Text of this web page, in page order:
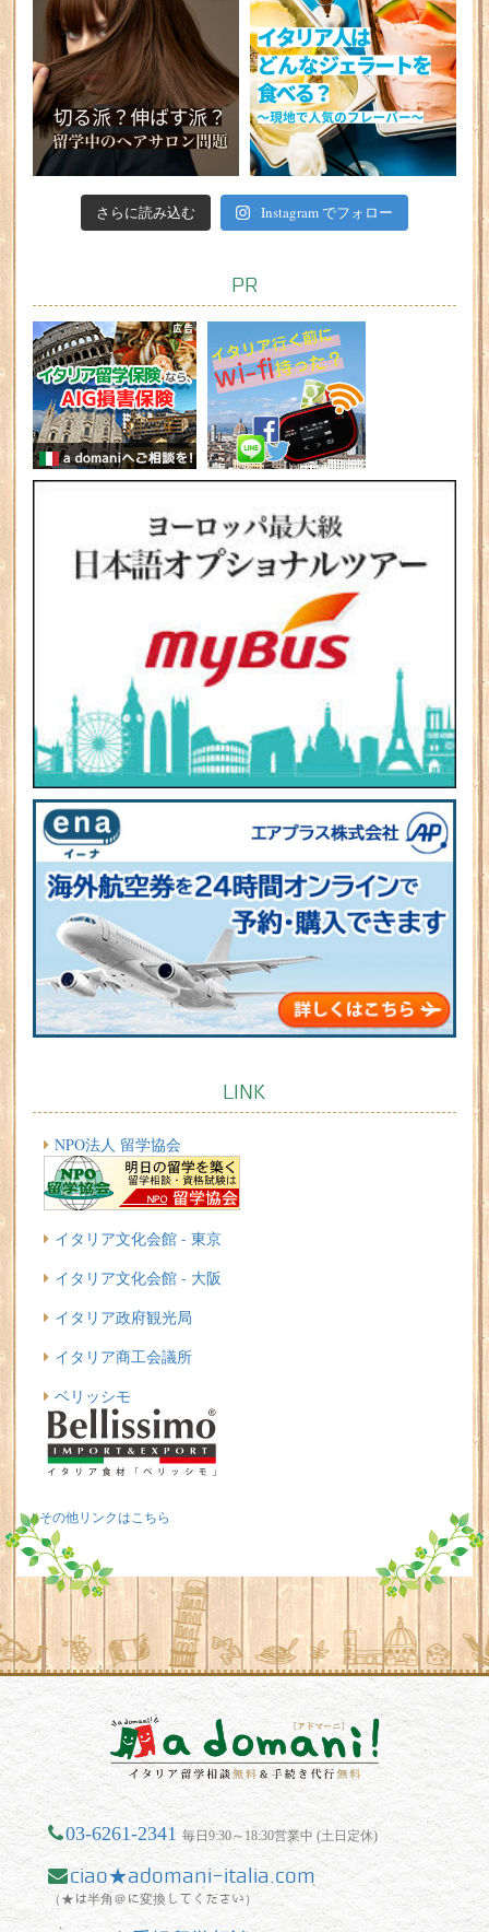
さらに読み込む Instagram でフォロー
PR
LINK
NPO法人 留学協会
イタリア文化会館 - 東京
イタリア文化会館 - 大阪
イタリア政府観光局
イタリア商工会議所
ベリッシモ
その他リンクはこちら
03-6261-2341 毎日9:30～18:30営業中 (土日定休)
ciao★adomani-italia.com
（★は半角＠に変換してください）